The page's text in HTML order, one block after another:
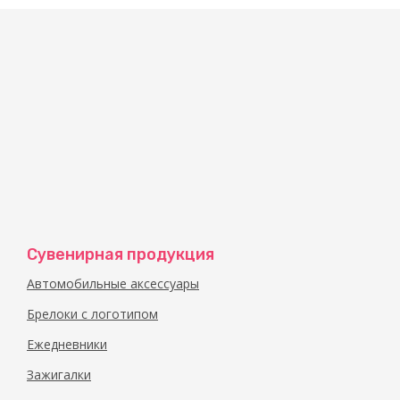
Сувенирная продукция
Автомобильные аксессуары
Брелоки с логотипом
Ежедневники
Зажигалки